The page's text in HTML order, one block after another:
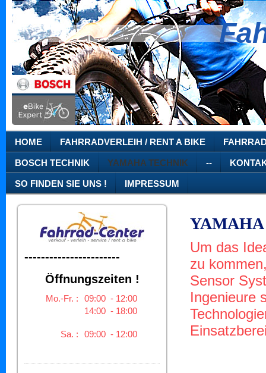
HOME FAHRRADVERLEIH / RENT A BIKE
BOSCH TECHNIK YAMAHA TECHNIK --
SO FINDEN SIE UNS ! IMPRESSUM
-----------------------
Öffnungszeiten !
Mo.-Fr. :
09:00 - 12:00
14:00 - 18:00
Sa. : 09:00 - 12:00
Um das
zu
Sensor
Ingenieure